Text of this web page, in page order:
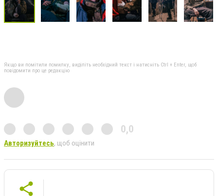
Якщо ви помітили помилку, виділіть необхідний текст і натисніть Ctrl + Enter, щоб
повідомити про це редакцію
0,0
Авторизуйтесь, щоб оцінити